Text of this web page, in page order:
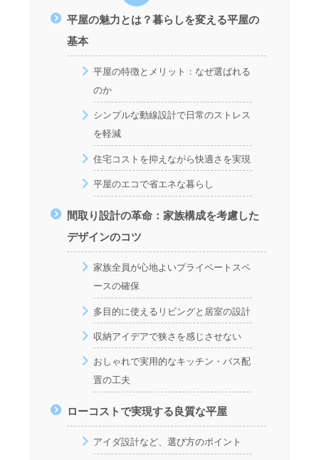
平屋の魅力とは？暮らしを変える平屋の
基本
平屋の特徴とメリット：なぜ選ばれる
のか
シンプルな動線設計で日常のストレス
を軽減
住宅コストを抑えながら快適さを実現
平屋のエコで省エネな暮らし
間取り設計の革命：家族構成を考慮した
デザインのコツ
家族全員が心地よいプライベートスペ
ースの確保
多目的に使えるリビングと居室の設計
収納アイデアで狭さを感じさせない
おしゃれで実用的なキッチン・バス配
置の工夫
ローコストで実現する良質な平屋
アイダ設計など、選び方のポイント